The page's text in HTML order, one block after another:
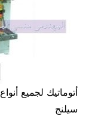
أتوماتيك لجميع
سيلنج